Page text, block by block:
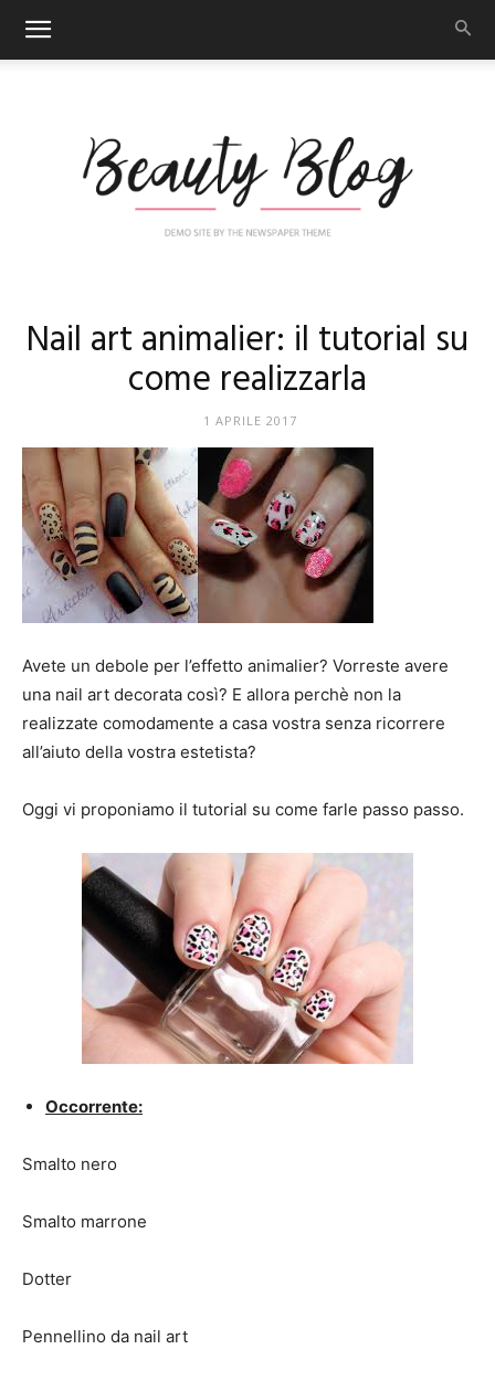
Art
Mania
Nail art animalier: il tutorial su
come realizzarla
1 APRILE 2017
Avete un debole per l’effetto animalier? Vorreste avere
una nail art decorata così? E allora perchè non la
realizzate comodamente a casa vostra senza ricorrere
all’aiuto della vostra estetista?
Oggi vi proponiamo il tutorial su come farle passo passo.
Occorrente:
Smalto nero
Smalto marrone
Dotter
Pennellino da nail art